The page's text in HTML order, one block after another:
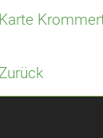
Karte